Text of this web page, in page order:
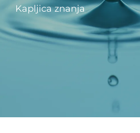
Kapljica znanja